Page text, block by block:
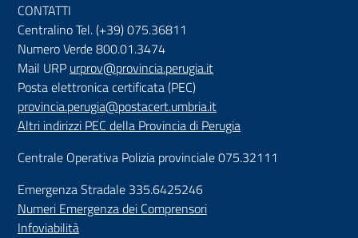
CONTATTI
Centralino Tel. (+39) 075.36811
Numero Verde 800.01.3474
Mail URP urprov@provincia.perugia.it
Posta elettronica certificata (PEC)
provincia.perugia@postacert.umbria.it
Altri indirizzi PEC della Provincia di Perugia
Centrale Operativa Polizia provinciale 075.32111
Emergenza Stradale 335.6425246
Numeri Emergenza dei Comprensori
Infoviabilità